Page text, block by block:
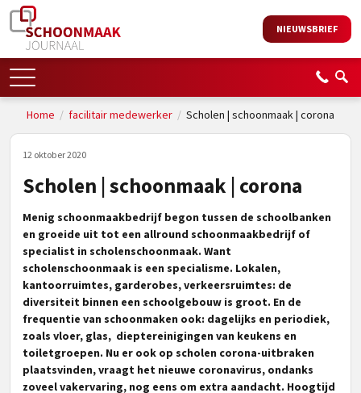
NIEUWSBRIEF
Home / facilitair medewerker / Scholen | schoonmaak | corona
12 oktober 2020
Scholen | schoonmaak | corona
Menig schoonmaakbedrijf begon tussen de schoolbanken
en groeide uit tot een allround schoonmaakbedrijf of
specialist in scholenschoonmaak. Want
scholenschoonmaak is een specialisme. Lokalen,
kantoorruimtes, garderobes, verkeersruimtes: de
diversiteit binnen een schoolgebouw is groot. En de
frequentie van schoonmaken ook: dagelijks en periodiek,
zoals vloer, glas, dieptereinigingen van keukens en
toiletgroepen. Nu er ook op scholen corona-uitbraken
plaatsvinden, vraagt het nieuwe coronavirus, ondanks
zoveel vakervaring, nog eens om extra aandacht. Hoogtijd